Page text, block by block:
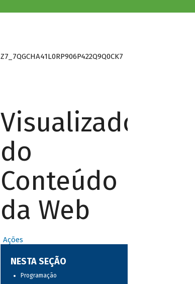
Z7_7QGCHA41L0RP906P422Q9Q0CK7
Visualizador
do
Conteúdo
da Web
Ações
NESTA SEÇÃO
Programação